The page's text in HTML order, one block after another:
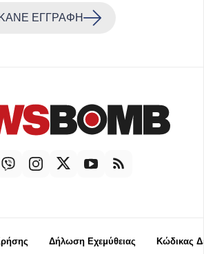
ΚΑΝΕ ΕΓΓΡΑΦΗ
Δήλωση Εχεμύθειας Κώδικας